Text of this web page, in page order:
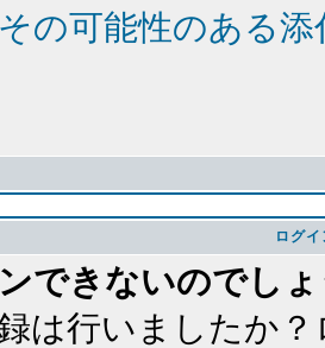
の可能性のある
ログ
できないのでし
は行いましたか